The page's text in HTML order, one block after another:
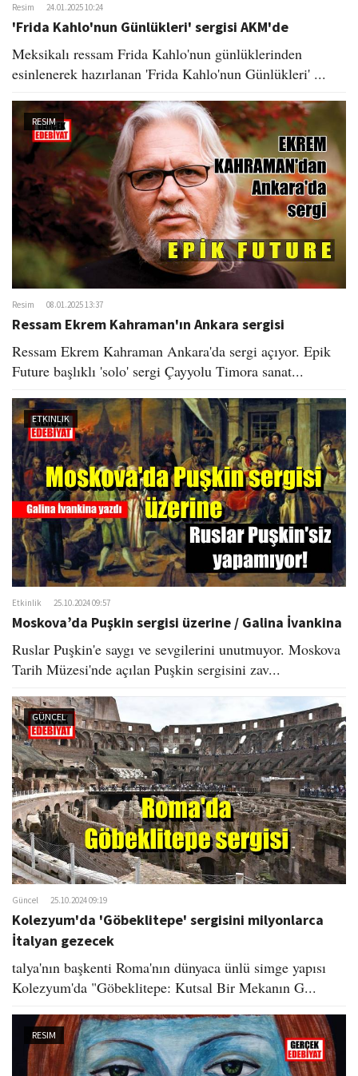
Resim 24.01.2025 10:24
'Frida Kahlo'nun Günlükleri' sergisi AKM'de
Meksikalı ressam Frida Kahlo'nun günlüklerinden
esinlenerek hazırlanan 'Frida Kahlo'nun Günlükleri' ...
RESIM
Resim 08.01.2025 13:37
Ressam Ekrem Kahraman'ın Ankara sergisi
Ressam Ekrem Kahraman Ankara'da sergi açıyor. Epik
Future başlıklı 'solo' sergi Çayyolu Timora sanat...
ETKINLIK
Etkinlik 25.10.2024 09:57
Moskova’da Puşkin sergisi üzerine / Galina İvankina​
Ruslar Puşkin'e saygı ve sevgilerini unutmuyor. Moskova
Tarih Müzesi'nde açılan Puşkin sergisini zav...
GÜNCEL
Güncel 25.10.2024 09:19
Kolezyum'da 'Göbeklitepe' sergisini milyonlarca
İtalyan gezecek
talya'nın başkenti Roma'nın dünyaca ünlü simge yapısı
Kolezyum'da "Göbeklitepe: Kutsal Bir Mekanın G...
RESIM